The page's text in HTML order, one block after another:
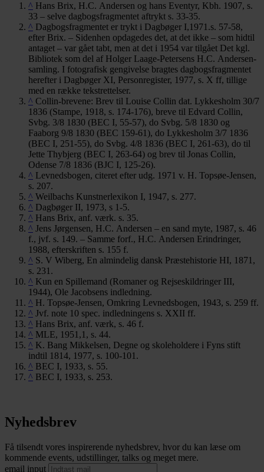
^ Hans Brix, H.C. Andersen og hans Eventyr, Kbh. 1907, s.
33 – selve dagbogsfragmentet aftrykt s. 33-35.
^ Dagbogsfragmentet er trykt i Dagbøger I,1971.s. 57-58,
efter Brix. – Sidenhen opdagedes det, at det ikke – som hidtil
antaget – var gået tabt, men at det i 1954 var tilgået Det kgl.
Bibliotek som del af Holger Laage-Petersens H.C. Andersen-
samling. I fotografisk gengivelse bragtes dagbogsfragmentet
herefter i Dagbøger XI, Personregister, 1977, s. X ff, tillige
med en række tekstrettelser.
^ Collin-brevene: Brev til Louise Collin dat. Lykkesholm 30/7
1836 (Stampe, 1918, s. 174-176), breve til Edvard Collin,
Svbg. 3/8 1830 (BEC I, 55-57), do Svbg. 5/8 1830 og
Faaborg 9/8 1830 (BEC 159-61), do Lykkesholm 3/7 1836
(BEC I, 251-55), do Svbg. 4/8 1836 (BEC I, 261-63), do til
Jette Thybjerg (BEC I, 263-64) og brev til Jonas Collin,
Odense 7/8 1836 (BJC I, 125-26).
^ Levnedsbogen, citeret efter udg. 1971 v. H. Topsøe-Jensen,
s. 207.
^ Weilbachs Kunstnerlexikon I, 1947, s. 277.
^ Dagbøger II, 1973, s 1-5.
^ Hans Brix, anf. værk. s. 35.
^ Jens Jørgensen, H.C. Andersen – en sand myte, 1987, s. 46
f., jvf. s. 149. – Samme forf., H.C. Andersen Erindringer,
1988, efterskriften s. 155 f.
^ S. V Wiberg, En almindelig dansk Præstehistorie HI, 1871,
s. 231.
^ Kun en Spillemand (Romaner og Rejseskildringer III,
1944), Ole Jacobsens indledning.
^ H. Topsøe-Jensen, Omkring Levnedsbogen, 1943, s. 259 ff.
^ Jvf. note 10 spec. indledningens s. XXII ff.
^ Hans Brix, anf. værk, s. 46 f.
^ MLE, 1951,1, s. 44.
^ K. Bang Mikkelsen, Degne og skoleholdere i Fyns stift
indtil 1814, 1977, s. 100-101.
^ BEC I, 1933, s. 55.
^ BEC I, 1933, s. 253.
Nyhedsbrev
Få tilsendt vores inspirerende nyhedsbrev, hvor du kan læse om
kommende events, udstillinger, talks og meget mere.
email input